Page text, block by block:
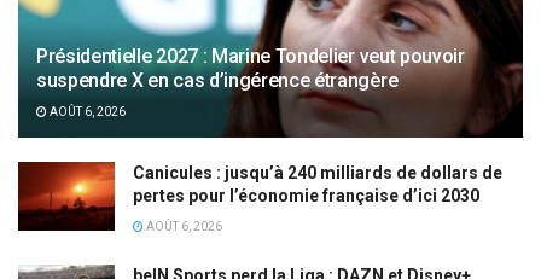
Présidentielle 2027 : Marine Tondelier veut pouvoir
suspendre X en cas d’ingérence étrangère
AOÛT 6, 2026
Canicules : jusqu’à 240 milliards de dollars de
pertes pour l’économie française d’ici 2030
AOÛT 6, 2026